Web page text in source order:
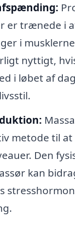
er trænede i
i
nyttigt,
i løbet af
metode til
Den
kan